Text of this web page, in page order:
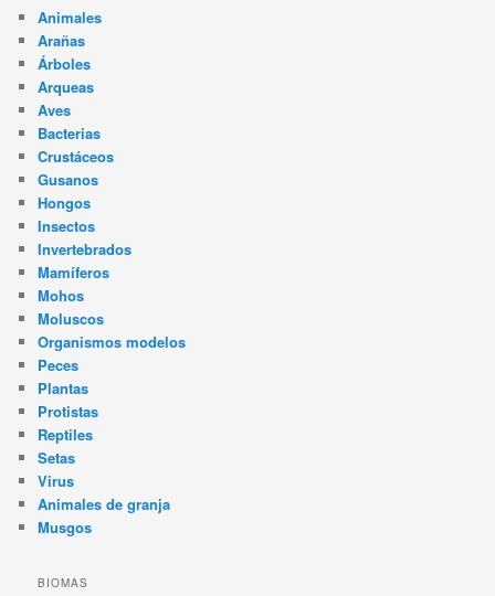
Animales
Arañas
Árboles
Arqueas
Aves
Bacterias
Crustáceos
Gusanos
Hongos
Insectos
Invertebrados
Mamíferos
Mohos
Moluscos
Organismos modelos
Peces
Plantas
Protistas
Reptiles
Setas
Virus
Animales de granja
Musgos
BIOMAS